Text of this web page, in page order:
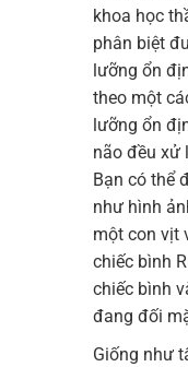
khoa học
phân biệt
lưỡng ổn
theo một
lưỡng ổn
não đều xử
Bạn có thể
như hình
một con vịt
chiếc bình
chiếc bình
đang đối
Giống như